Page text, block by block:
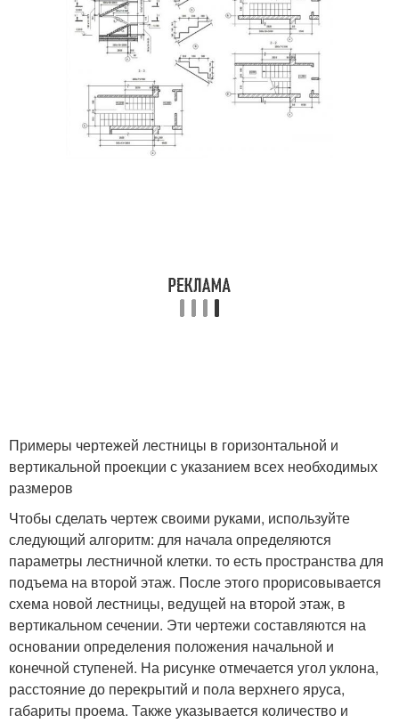
Примеры чертежей лестницы в горизонтальной и
вертикальной проекции с указанием всех необходимых
размеров
Чтобы сделать чертеж своими руками, используйте
следующий алгоритм: для начала определяются
параметры лестничной клетки. то есть пространства для
подъема на второй этаж. После этого прорисовывается
схема новой лестницы, ведущей на второй этаж, в
вертикальном сечении. Эти чертежи составляются на
основании определения положения начальной и
конечной ступеней. На рисунке отмечается угол уклона,
расстояние до перекрытий и пола верхнего яруса,
габариты проема. Также указывается количество и